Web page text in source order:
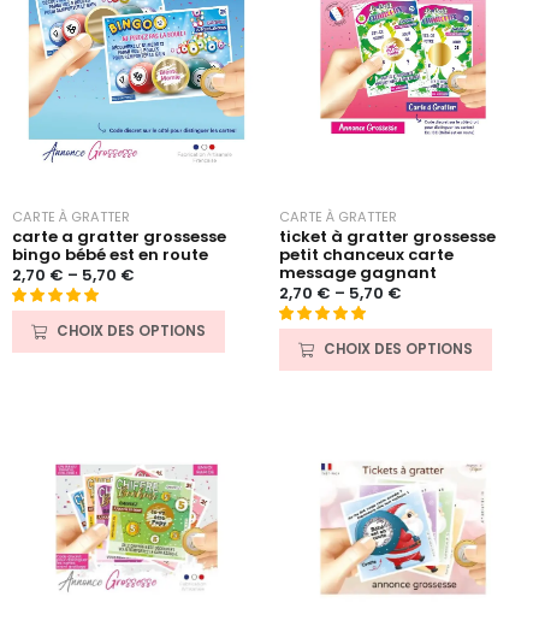
CARTE À GRATTER
carte a gratter grossesse
bingo bébé est en route
2,70 € – 5,70 €
Noté 5.00
sur 5 basé
CHOIX DES OPTIONS
CARTE À GRATTER
ticket à gratter grossesse
petit chanceux carte
message gagnant
2,70 € – 5,70 €
Noté 4.90
sur 5 basé
CHOIX DES OPTIONS